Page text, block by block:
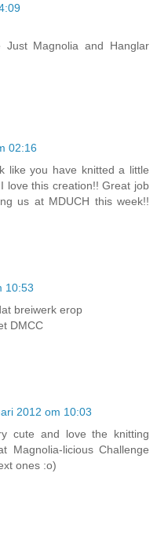
Magnolia and Hanglar
02:16
like you have knitted a little
love this creation!! Great job
us at MDUCH this week!!
10:53
breiwerk erop
DMCC
2012 om 10:03
cute and love the knitting
Magnolia-licious Challenge
ones :o)